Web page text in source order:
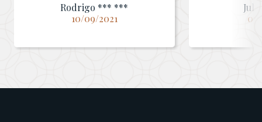
Rodrigo *** ***
10/09/2021
03/